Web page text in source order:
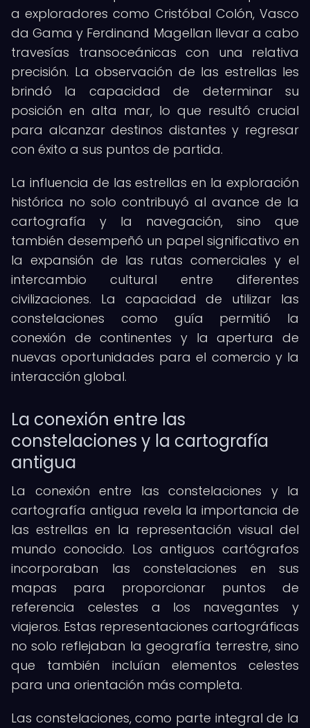
a exploradores como Cristóbal Colón, Vasco
da Gama y Ferdinand Magellan llevar a cabo
travesías transoceánicas con una relativa
precisión. La observación de las estrellas les
brindó la capacidad de determinar su
posición en alta mar, lo que resultó crucial
para alcanzar destinos distantes y regresar
con éxito a sus puntos de partida.
La influencia de las estrellas en la exploración
histórica no solo contribuyó al avance de la
cartografía y la navegación, sino que
también desempeñó un papel significativo en
la expansión de las rutas comerciales y el
intercambio cultural entre diferentes
civilizaciones. La capacidad de utilizar las
constelaciones como guía permitió la
conexión de continentes y la apertura de
nuevas oportunidades para el comercio y la
interacción global.
La conexión entre las
constelaciones y la cartografía
antigua
La conexión entre las constelaciones y la
cartografía antigua revela la importancia de
las estrellas en la representación visual del
mundo conocido. Los antiguos cartógrafos
incorporaban las constelaciones en sus
mapas para proporcionar puntos de
referencia celestes a los navegantes y
viajeros. Estas representaciones cartográficas
no solo reflejaban la geografía terrestre, sino
que también incluían elementos celestes
para una orientación más completa.
Las constelaciones, como parte integral de la